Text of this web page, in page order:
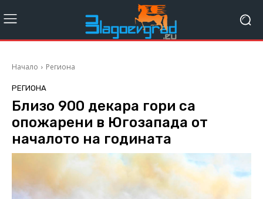
Начало Региона
РЕГИОНА
Близо 900 декара гори са
опожарени в Югозапада от
началото на годината